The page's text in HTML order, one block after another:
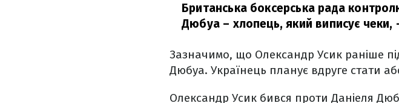
Британська боксерська рада
Дюбуа – хлопець, який виписує чеки,
Зазначимо, що Олександр Усик раніше
Дюбуа. Українець планує вдруге стати
Олександр Усик бився проти Даніеля